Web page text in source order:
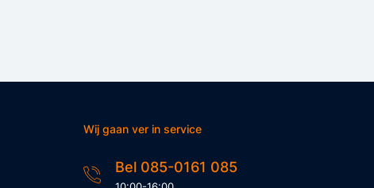
Wij gaan ver in service
Bel 085-0161 085